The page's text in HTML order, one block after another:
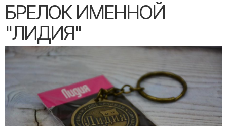
БРЕЛОК ИМЕННОЙ
"ЛИДИЯ"